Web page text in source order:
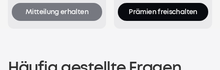
Mitteilung erhalten Prämien freischalten